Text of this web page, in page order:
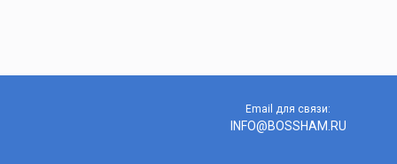
Email для связи:
INFO@BOSSHAM.RU